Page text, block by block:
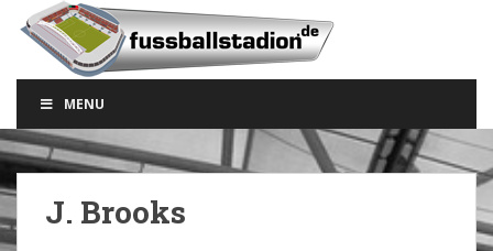
o
m
a
i
n
MENU
J. Brooks